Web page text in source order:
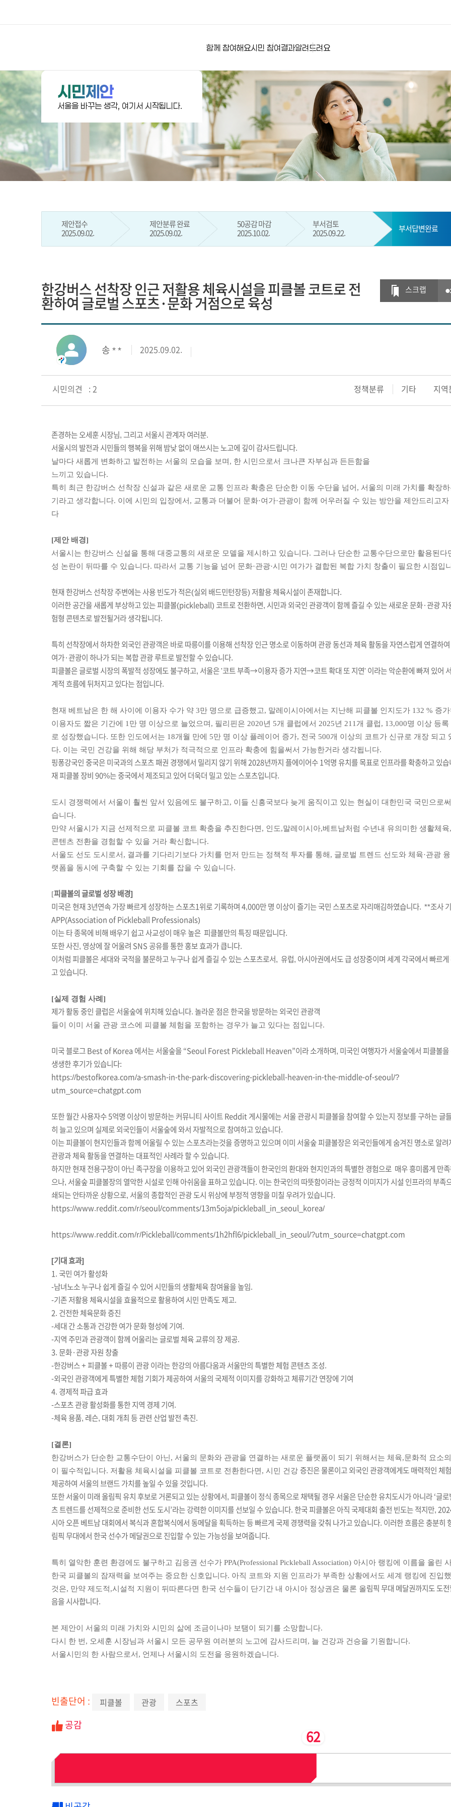
함께 참여해요시민 참여결과알려드려요
시민제안
서울을 바꾸는 생각, 여기서 시작됩니다.
제안접수
2025.09.02.
제안분류 완료
2025.09.02.
50공감 마감
2025.10.02.
부서검토
2025.09.22.
부서답변완료
한강버스 선착장 인근 저활용 체육시설을 피클볼 코트로 전
환하여 글로벌 스포츠·문화 거점으로 육성
스크랩
송 * * 2025.09.02.
시민의견 : 2 지역
정책분류 기타
존경하는 오세훈 시장님, 그리고 서울시 관계자 여러분.
서울시의 발전과 시민들의 행복을 위해 밤낮 없이 애쓰시는 노고에 깊이 감사드립니다.
날마다 새롭게 변화하고 발전하는 서울의 모습을 보며, 한 시민으로서 크나큰 자부심과 든든함을
느끼고 있습니다.
특히 최근 한강버스 선착장 신설과 같은 새로운 교통 인프라 확충은 단순한 이동 수단을 넘어, 서울의 미래 가치를 확장하
기라고 생각합니다. 이에 시민의 입장에서, 교통과 더불어 문화·여가·관광이 함께 어우러질 수 있는 방안을 제안드리고자
다
[제안 배경]
서울시는 한강버스 신설을 통해 대중교통의 새로운 모델을 제시하고 있습니다. 그러나 단순한 교통수단으로만 활용된다
성 논란이 뒤따를 수 있습니다. 따라서 교통 기능을 넘어 문화·관광·시민 여가가 결합된 복합 가치 창출이 필요한 시점입
현재 한강버스 선착장 주변에는 사용 빈도가 적은(실외 배드민턴장등) 저활용 체육시설이 존재합니다.
이러한 공간을 새롭게 부상하고 있는 피클볼(pickleball) 코트로 전환하면, 시민과 외국인 관광객이 함께 즐길 수 있는 새로운 문화·관광 자
험형 콘텐츠로 발전될거라 생각됩니다.
특히 선착장에서 하차한 외국인 관광객은 바로 따릉이를 이용해 선착장 인근 명소로 이동하며 관광 동선과 체육 활동을 자연스럽게 연결하여
여가·관광이 하나가 되는 복합 관광 루트로 발전할 수 있습니다.
피클볼은 글로벌 시장의 폭발적 성장에도 불구하고, 서울은 '코트 부족→이용자 증가 지연→코트 확대 또 지연' 이라는 악순환에 빠져 있어
계적 흐름에 뒤처지고 있다는 점입니다.
현재 베트남은 한 해 사이에 이용자 수가 약 3만 명으로 급증했고, 말레이시아에서는 지난해 피클볼 인지도가 132 % 증가
이용자도 짧은 기간에 1만 명 이상으로 늘었으며, 필리핀은 2020년 5개 클럽에서 2025년 211개 클럽, 13,000명 이상 등록
로 성장했습니다. 또한 인도에서는 18개월 만에 5만 명 이상 플레이어 증가, 전국 500개 이상의 코트가 신규로 개장 되고
다. 이는 국민 건강을 위해 해당 부처가 적극적으로 인프라 확충에 힘을써서 가능한거라 생각됩니다.
핑퐁강국인 중국은 미국과의 스포츠 패권 경쟁에서 밀리지 않기 위해 2028년까지 플에이어수 1 억명 유치를 목표로 인프라를 확충하고 있습
재 피클볼 장비 90%는 중국에서 제조되고 있어 더욱더 밀고 있는 스포츠입니다.
도시 경쟁력에서 서울이 훨씬 앞서 있음에도 불구하고, 이들 신흥국보다 늦게 움직이고 있는 현실이 대한민국 국민으로
습니다.
만약 서울시가 지금 선제적으로 피클볼 코트 확충을 추진한다면, 인도,말레이시아,베트남처럼 수년내 유의미한 생활체
콘텐츠 전환을 경험할 수 있을 거라 확신합니다.
서울도 선도 도시로서, 결과를 기다리기보다 가치를 먼저 만드는 정책적 투자를 통해, 글로벌 트렌드 선도와 체육·관광
랫폼을 동시에 구축할 수 있는 기회를 잡을 수 있습니다.
[피클볼의 글로벌 성장 배경]
미국은 현재 3년연속 가장 빠르게 성장하는 스포츠 1 위로 기록하며 4,000만 명 이상이 즐기는 국민 스포츠로 자리매김하였습니다. **조사
APP(Association of Pickleball Professionals)
이는 타 종목에 비해 배우기 쉽고 사교성이 매우 높은 피클볼만의 특징 때문입니다.
또한 사진, 영상에 잘 어울려 SNS 공유를 통한 홍보 효과가 큽니다.
이처럼 피클볼은 세대와 국적을 불문하고 누구나 쉽게 즐길 수 있는 스포츠로서, 유럽, 아시아권에서도 급 성장중이며 세계 각국에서 빠르게
고 있습니다.
[실제 경험 사례]
제가 활동 중인 클럽은 서울숲에 위치해 있습니다. 놀라운 점은 한국을 방문하는 외국인 관광객
들이 이미 서울 관광 코스에 피클볼 체험을 포함하는 경우가 늘고 있다는 점입니다.
미국 블로그 Best of Korea 에서는 서울숲을 “Seoul Forest Pickleball Heaven”이라 소개하며, 미국인 여행자가 서울숲에서 피클볼을
생생한 후기가 있습니다:
https://bestofkorea.com/a-smash-in-the-park-discovering-pickleball-heaven-in-the-middle-of-seoul/?
utm_source=chatgpt.com
또한 월간 사용자수 5억명 이상이 방문하는 커뮤니티 사이트 Reddit 게시물에는 서울 관광시 피클볼을 참여할 수 있는지 정보를 구하는 글
히 늘고 있으며 실제로 외국인들이 서울숲에 와서 자발적으로 참여하고 있습니다.
이는 피클볼이 현지인들과 함께 어울릴 수 있는 스포츠라는것을 증명하고 있으며 이미 서울숲 피클볼장은 외국인들에게 숨겨진 명소로 알려
관광과 체육 활동을 연결하는 대표적인 사례라 할 수 있습니다.
하지만 현재 전용구장이 아닌 족구장을 이용하고 있어 외국인 관광객들이 한국인의 환대와 현지인과의 특별한 경험으로 매우 흥미롭게 만
으나, 서울숲 피클볼장의 열악한 시설로 인해 아쉬움을 표하고 있습니다. 이는 한국인의 따뜻함이라는 긍정적 이미지가 시설 인프라의 부족
쇄되는 안타까운 상황으로, 서울의 종합적인 관광 도시 위상에 부정적 영향을 미칠 우려가 있습니다.
https://www.reddit.com/r/seoul/comments/13m5oja/pickleball_in_seoul_korea/
https://www.reddit.com/r/Pickleball/comments/1h2hfl6/pickleball_in_seoul/?utm_source=chatgpt.com
[기대 효과]
1. 국민 여가 활성화
-남녀노소 누구나 쉽게 즐길 수 있어 시민들의 생활체육 참여율을 높임.
-기존 저활용 체육시설을 효율적으로 활용하여 시민 만족도 제고.
2. 건전한 체육문화 증진
-세대 간 소통과 건강한 여가 문화 형성에 기여.
-지역 주민과 관광객이 함께 어울리는 글로벌 체육 교류의 장 제공.
3. 문화·관광 자원 창출
-한강버스 + 피클볼 + 따릉이 관광 이라는 한강의 아름다움과 서울만의 특별한 체험 콘텐츠 조성.
-외국인 관광객에게 특별한 체험 기회가 제공하여 서울의 국제적 이미지를 강화하고 체류기간 연장에 기여
4. 경제적 파급 효과
-스포츠 관광 활성화를 통한 지역 경제 기여.
-체육 용품, 레슨, 대회 개최 등 관련 산업 발전 촉진.
[결론]
한강버스가 단순한 교통수단이 아닌, 서울의 문화와 관광을 연결하는 새로운 플랫폼이 되기 위해서는 체육,문화적 요소
이 필수적입니다. 저활용 체육시설을 피클볼 코트로 전환한다면, 시민 건강 증진은 물론이고 외국인 관광객에게도 매력적인 체
제공하여 서울의 브랜드 가치를 높일 수 있을 것입니다.
또한 서울이 미래 올림픽 유치 후보로 거론되고 있는 상황에서, 피클볼이 정식 종목으로 채택될 경우 서울은 단순한 유치도시가 아니라 ‘글로
츠 트렌드를 선제적으로 준비한 선도 도시’라는 강력한 이미지를 선보일 수 있습니다. 한국 피클볼은 아직 국제대회 출전 빈도는 적지만,
시아 오픈 베트남 대회에서 복식과 혼합복식에서 동메달을 획득하는 등 빠르게 국제 경쟁력을 갖춰 나가고 있습니다. 이러한 흐름은 충분히
림픽 무대에서 한국 선수가 메달권으로 진입할 수 있는 가능성을 보여줍니다.
특히 열악한 훈련 환경에도 불구하고 김응권 선수가 PPA(Professional Pickleball Association) 아시아 랭킹에 이름을 올린
한국 피클볼의 잠재력을 보여주는 중요한 신호입니다. 아직 코트와 지원 인프라가 부족한 상황에서도 세계 랭킹에 진입
것은, 만약 제도적,시설적 지원이 뒤따른다면 한국 선수들이 단기간 내 아시아 정상권은 물론 올림픽 무대 메달권까지도 도전
음을 시사합니다.
본 제안이 서울의 미래 가치와 시민의 삶에 조금이나마 보탬이 되기를 소망합니다.
다시 한 번, 오세훈 시장님과 서울시 모든 공무원 여러분의 노고에 감사드리며, 늘 건강과 건승을 기원합니다.
서울시민의 한 사람으로서, 언제나 서울시의 도전을 응원하겠습니다.
빈출단어 : 피클볼 관광 스포츠
공감
62